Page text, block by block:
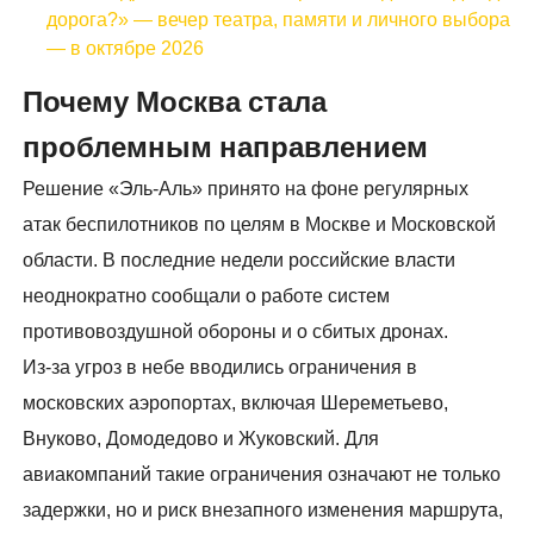
дорога?» — вечер театра, памяти и личного выбора
— в октябре 2026
Почему Москва стала
проблемным направлением
Решение «Эль-Аль» принято на фоне регулярных
атак беспилотников по целям в Москве и Московской
области. В последние недели российские власти
неоднократно сообщали о работе систем
противовоздушной обороны и о сбитых дронах.
Из-за угроз в небе вводились ограничения в
московских аэропортах, включая Шереметьево,
Внуково, Домодедово и Жуковский. Для
авиакомпаний такие ограничения означают не только
задержки, но и риск внезапного изменения маршрута,